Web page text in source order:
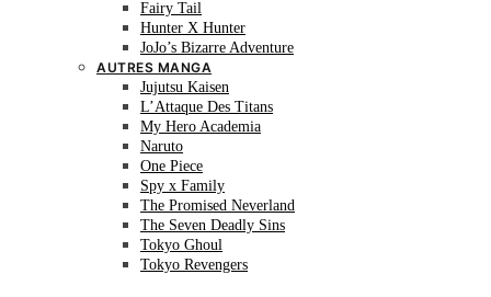
Fairy Tail
Hunter X Hunter
JoJo’s Bizarre Adventure
AUTRES MANGA
Jujutsu Kaisen
L’Attaque Des Titans
My Hero Academia
Naruto
One Piece
Spy x Family
The Promised Neverland
The Seven Deadly Sins
Tokyo Ghoul
Tokyo Revengers